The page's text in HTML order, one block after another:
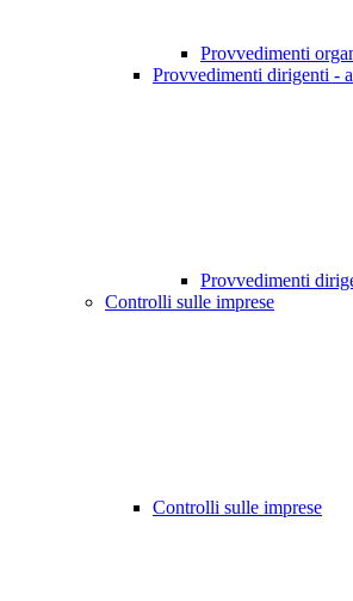
Provvedimenti
Provvedimenti dirigenti -
Provvedimenti
Controlli sulle imprese
Controlli sulle imprese